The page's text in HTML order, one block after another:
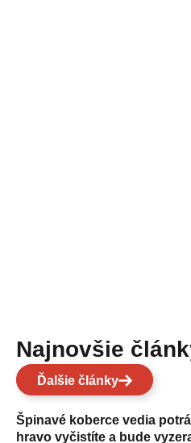
Najnovšie
Ďalšie články
Špinavé koberce vedia
hravo vyčistíte a bude